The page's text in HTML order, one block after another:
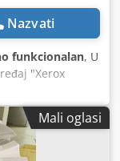
Nazvati
funkcionalan, U
"Xerox
Xerox AltaLink
bijelo ukupno:
3.634
5.429
rabljeni uređaj
Mali oglasi